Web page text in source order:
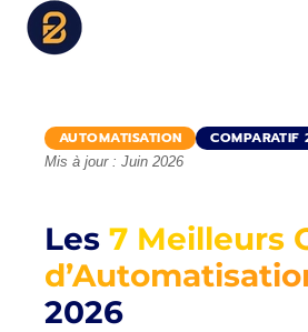
Aller
AUTOMATISATION
Mis à jour : Juin 2026
Les 7 Meilleurs
2026